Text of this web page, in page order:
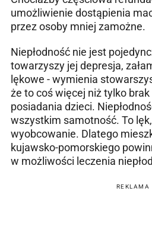
umożliwienie dostąpienia
przez osoby mniej zamożne.
Niepłodność nie jest
towarzyszy jej depresja,
lękowe - wymienia
że to coś więcej niż tylko
posiadania dzieci.
wszystkim samotność. To
wyobcowanie. Dlatego
kujawsko-pomorskiego
w możliwości leczenia
REKLAMA